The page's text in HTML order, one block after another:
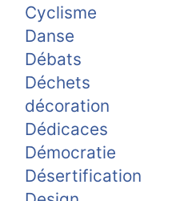
Cyclisme
Danse
Débats
Déchets
décoration
Dédicaces
Démocratie
Désertification